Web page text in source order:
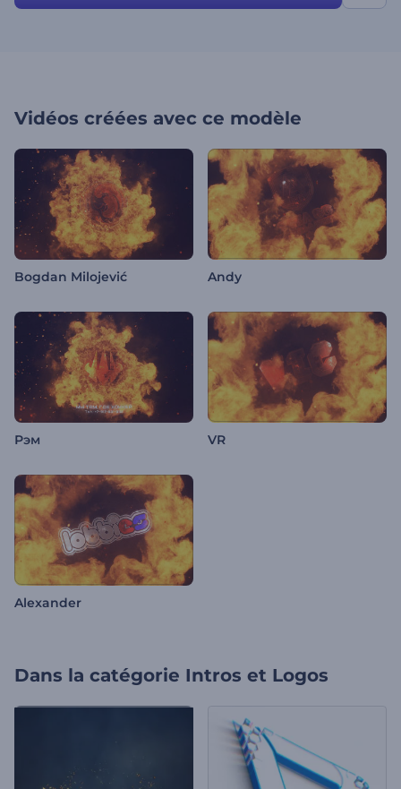
Vidéos créées avec ce modèle
Bogdan Milojević Andy
Рэм VR
Alexander
Dans la catégorie Intros et Logos